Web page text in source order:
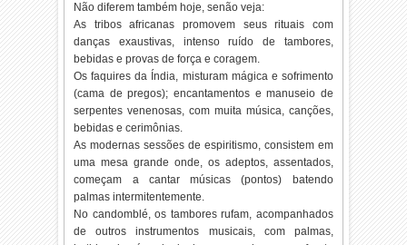
Não diferem também hoje, senão veja:
As tribos africanas promovem seus rituais com
danças exaustivas, intenso ruído de tambores,
bebidas e provas de força e coragem.
Os faquires da Índia, misturam mágica e sofrimento
(cama de pregos); encantamentos e manuseio de
serpentes venenosas, com muita música, canções,
bebidas e cerimônias.
As modernas sessões de espiritismo, consistem em
uma mesa grande onde, os adeptos, assentados,
começam a cantar músicas (pontos) batendo
palmas intermitentemente.
No candomblé, os tambores rufam, acompanhados
de outros instrumentos musicais, com palmas,